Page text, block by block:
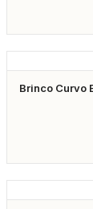
Brinco Curvo